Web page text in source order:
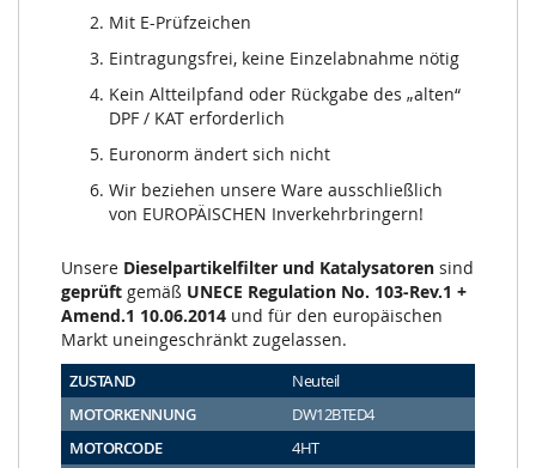
Mit E-Prüfzeichen
Eintragungsfrei, keine Einzelabnahme nötig
Kein Altteilpfand oder Rückgabe des „alten“
DPF / KAT erforderlich
Euronorm ändert sich nicht
Wir beziehen unsere Ware ausschließlich
von EUROPÄISCHEN Inverkehrbringern!
Unsere Dieselpartikelfilter und Katalysatoren sind
geprüft gemäß UNECE Regulation No. 103-Rev.1 +
Amend.1 10.06.2014 und für den europäischen
Markt uneingeschränkt zugelassen.
ZUSTAND
Neuteil
MOTORKENNUNG
DW12BTED4
MOTORCODE
4HT